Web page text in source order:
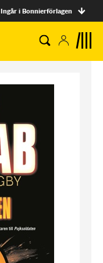
Ingår i Bonnierförlagen